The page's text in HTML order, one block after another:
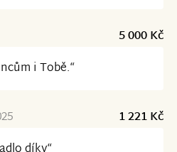
5 000 Kč
i Tobě.“
1 221 Kč